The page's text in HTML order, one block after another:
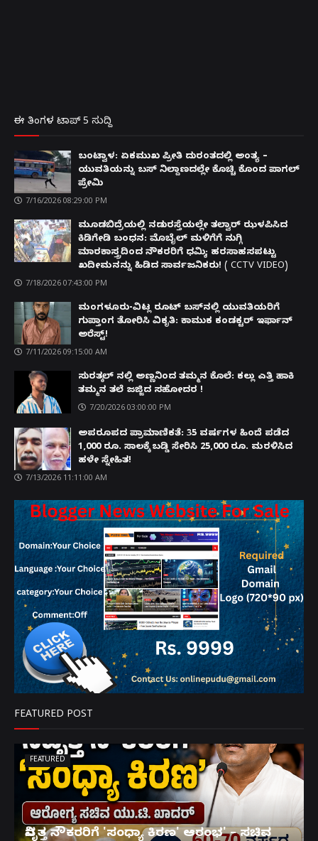
ಈ ತಿಂಗಳ ಟಾಪ್ 5 ಸುದ್ದಿ
ಬಂಟ್ವಾಳ: ಏಕಮುಖ ಪ್ರೀತಿ ದುರಂತದಲ್ಲಿ ಅಂತ್ಯ –
ಯುವತಿಯನ್ನು ಬಸ್ ನಿಲ್ದಾಣದಲ್ಲೇ ಕೊಚ್ಚಿ ಕೊಂದ ಪಾಗಲ್
ಪ್ರೇಮಿ
7/16/2026 08:29:00 PM
ಮೂಡಬಿದ್ರೆಯಲ್ಲಿ ನಡುರಸ್ತೆಯಲ್ಲೇ ತಲ್ವಾರ್ ಝಳಪಿಸಿದ
ಕಿಡಿಗೇಡಿ ಬಂಧನ: ಮೊಬೈಲ್ ಮಳಿಗೆಗೆ ನುಗ್ಗಿ
ಮಾರಕಾಸ್ತ್ರದಿಂದ ನೌಕರರಿಗೆ ಧಮ್ಕಿ; ಹರಸಾಹಸಪಟ್ಟು
ಖದೀಮನನ್ನು ಹಿಡಿದ ಸಾರ್ವಜನಿಕರು! ( CCTV VIDEO)
7/18/2026 07:43:00 PM
ಮಂಗಳೂರು-ವಿಟ್ಲ ರೂಟ್ ಬಸ್‌ನಲ್ಲಿ ಯುವತಿಯರಿಗೆ
ಗುಪ್ತಾಂಗ ತೋರಿಸಿ ವಿಕೃತಿ: ಕಾಮುಕ ಕಂಡಕ್ಟರ್ ಇರ್ಫಾನ್
ಅರೆಸ್ಟ್!
7/11/2026 09:15:00 AM
ಸುರತ್ಕಲ್ ನಲ್ಲಿ ಅಣ್ಣನಿಂದ ತಮ್ಮನ ಕೊಲೆ: ಕಲ್ಲು ಎತ್ತಿ ಹಾಕಿ
ತಮ್ಮನ ತಲೆ ಜಜ್ಜಿದ ಸಹೋದರ !
7/20/2026 03:00:00 PM
ಅಪರೂಪದ ಪ್ರಾಮಾಣಿಕತೆ: 35 ವರ್ಷಗಳ ಹಿಂದೆ ಪಡೆದ
1,000 ರೂ. ಸಾಲಕ್ಕೆ ಬಡ್ಡಿ ಸೇರಿಸಿ 25,000 ರೂ. ಮರಳಿಸಿದ
ಹಳೇ ಸ್ನೇಹಿತ!
7/13/2026 11:11:00 AM
FEATURED POST
FEATURED
ನಿವೃತ್ತ ನೌಕರರಿಗೆ 'ಸಂಧ್ಯಾ ಕಿರಣ' ಆರಂಭ' – ಸಚಿವ